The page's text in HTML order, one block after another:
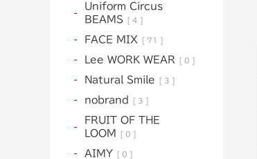
Uniform Circus
BEAMS
4
FACE MIX 71
Lee WORK WEAR 0
Natural Smile 3
nobrand 3
FRUIT OF THE
LOOM
0
AIMY 0